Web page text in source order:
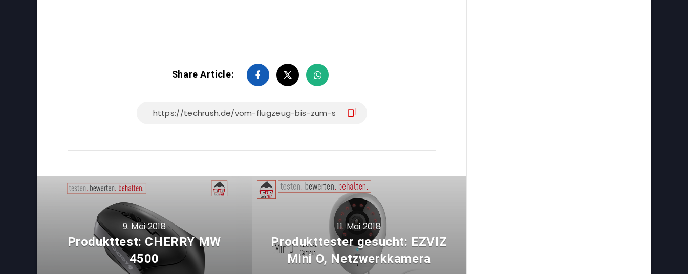
Share Article:
9. Mai 2018
Produkttest: CHERRY MW
4500
11. Mai 2018
Produkttester gesucht: EZVIZ
Mini O, Netzwerkkamera